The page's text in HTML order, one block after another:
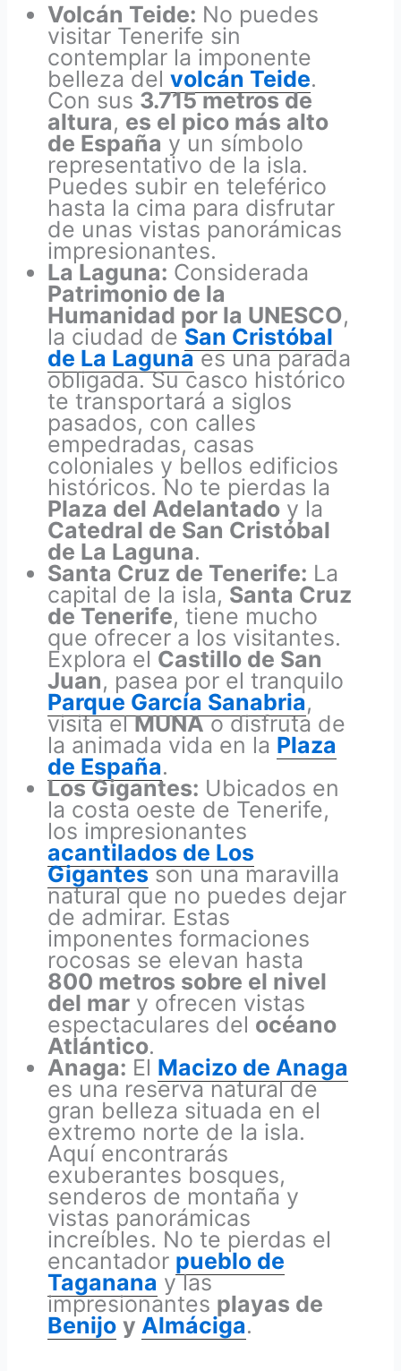
Volcán Teide: No puedes
visitar Tenerife sin
contemplar la imponente
belleza delvolcán Teide.
Con sus 3.715 metros de
altura, es el pico más alto
de España y un símbolo
representativo de la isla.
Puedes subir en teleférico
hasta la cima para disfrutar
de unas vistas panorámicas
impresionantes.
La Laguna: Considerada
Patrimonio de la
Humanidad por la UNESCO,
la ciudad deSan Cristóbal
de La Lagunaes una parada
obligada. Su casco histórico
te transportará a siglos
pasados, con calles
empedradas, casas
coloniales y bellos edificios
históricos. No te pierdas la
Plaza del Adelantado y la
Catedral de San Cristóbal
de La Laguna.
Santa Cruz de Tenerife: La
capital de la isla, Santa Cruz
de Tenerife, tiene mucho
que ofrecer a los visitantes.
Explora el Castillo de San
Juan, pasea por el tranquilo
Parque García Sanabria,
visita elMUNAo disfruta de
la animada vida en la Plaza
de España.
Los Gigantes: Ubicados en
la costa oeste de Tenerife,
los impresionantes
acantilados de Los
Gigantesson una maravilla
natural que no puedes dejar
de admirar. Estas
imponentes formaciones
rocosas se elevan hasta
800 metros sobre el nivel
del mar y ofrecen vistas
espectaculares del océano
Atlántico.
Anaga: El Macizo de Anaga
es una reserva natural de
gran belleza situada en el
extremo norte de la isla.
Aquí encontrarás
exuberantes bosques,
senderos de montaña y
vistas panorámicas
increíbles. No te pierdas el
encantador pueblo de
Taganana y las
impresionantes playas de
Benijo yAlmáciga.